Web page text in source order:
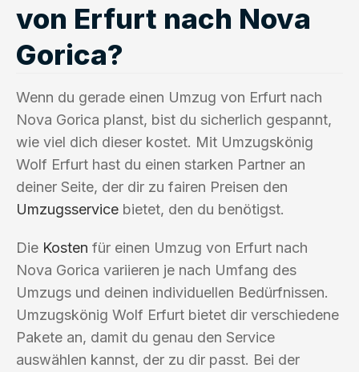
von Erfurt nach Nova
Gorica?
Wenn du gerade einen Umzug von Erfurt nach
Nova Gorica planst, bist du sicherlich gespannt,
wie viel dich dieser kostet. Mit Umzugskönig
Wolf Erfurt hast du einen starken Partner an
deiner Seite, der dir zu fairen Preisen den
Umzugsservice bietet, den du benötigst.
Die Kosten für einen Umzug von Erfurt nach
Nova Gorica variieren je nach Umfang des
Umzugs und deinen individuellen Bedürfnissen.
Umzugskönig Wolf Erfurt bietet dir verschiedene
Pakete an, damit du genau den Service
auswählen kannst, der zu dir passt. Bei der